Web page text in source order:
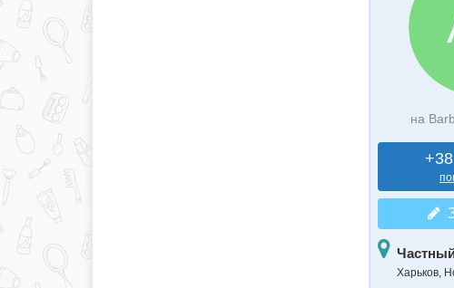
на
Харьков,